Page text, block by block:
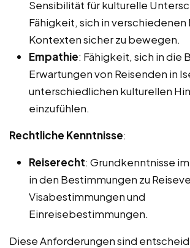
Sensibilität für kulturelle
Fähigkeit, sich in verschiedenen
Kontexten sicher zu bewegen.
Empathie: Fähigkeit, sich in die
Erwartungen von Reisenden in
unterschiedlichen kulturellen
einzufühlen.
Rechtliche Kenntnisse:
Reiserecht: Grundkenntnisse
in den Bestimmungen zu
Visabestimmungen und
Einreisebestimmungen.
Diese Anforderungen sind